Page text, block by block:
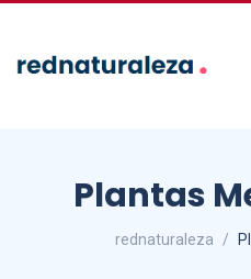
Plantas
rednaturaleza